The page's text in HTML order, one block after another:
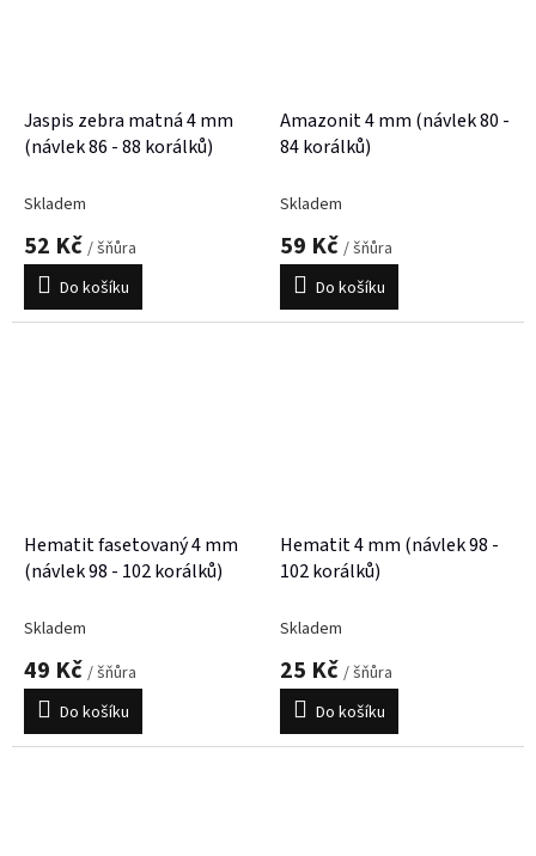
Jaspis zebra matná 4 mm
(návlek 86 - 88 korálků)
Skladem
52 Kč / šňůra
Do košíku
Amazonit 4 mm (návlek 80 -
84 korálků)
Skladem
59 Kč / šňůra
Do košíku
Hematit fasetovaný 4 mm
(návlek 98 - 102 korálků)
Skladem
49 Kč / šňůra
Do košíku
Hematit 4 mm (návlek 98 -
102 korálků)
Skladem
25 Kč / šňůra
Do košíku